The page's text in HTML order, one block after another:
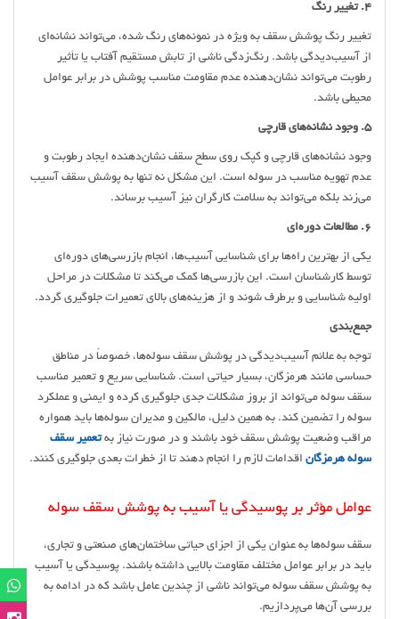
4. تغییر رنگ
تغییر رنگ پوشش سقف به ویژه در نمونه‌های رنگ شده، می‌تواند نشانه‌ای
از آسیب‌دیدگی باشد. رنگ‌زدگی ناشی از تابش مستقیم آفتاب یا تأثیر
رطوبت می‌تواند نشان‌دهنده عدم مقاومت مناسب پوشش در برابر عوامل
محیطی باشد.
5. وجود نشانه‌های قارچی
وجود نشانه‌های قارچی و کپک روی سطح سقف نشان‌دهنده ایجاد رطوبت و
عدم تهویه مناسب در سوله است. این مشکل نه تنها به پوشش سقف آسیب
می‌زند بلکه می‌تواند به سلامت کارگران نیز آسیب برساند.
6. مطالعات دوره‌ای
یکی از بهترین راه‌ها برای شناسایی آسیب‌ها، انجام بازرسی‌های دوره‌ای
توسط کارشناسان است. این بازرسی‌ها کمک می‌کند تا مشکلات در مراحل
اولیه شناسایی و برطرف شوند و از هزینه‌های بالای تعمیرات جلوگیری گردد.
جمع‌بندی
توجه به علائم آسیب‌دیدگی در پوشش سقف سوله‌ها، خصوصاً در مناطق
حساسی مانند هرمزگان، بسیار حیاتی است. شناسایی سریع و تعمیر مناسب
سقف سوله می‌تواند از بروز مشکلات جدی جلوگیری کرده و ایمنی و عملکرد
سوله را تضمین کند. به همین دلیل، مالکین و مدیران سوله‌ها باید همواره
مراقب وضعیت پوشش سقف خود باشند و در صورت نیاز بهتعمیر سقف
سوله هرمزگان اقدامات لازم را انجام دهند تا از خطرات بعدی جلوگیری کنند.
عوامل مؤثر بر پوسیدگی یا آسیب به پوشش سقف سوله
سقف سوله‌ها به عنوان یکی از اجزای حیاتی ساختمان‌های صنعتی و تجاری،
باید در برابر عوامل مختلف مقاومت بالایی داشته باشند. پوسیدگی یا آسیب
به پوشش سقف سوله می‌تواند ناشی از چندین عامل باشد که در ادامه به
بررسی آن‌ها می‌پردازیم.